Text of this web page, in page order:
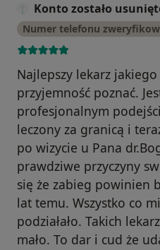
Konto zostało
Numer telefonu
Najlepszy lekarz
przyjemność poznać.
profesjonalnym
leczony za granicą i
po wizycie u Pana
prawdziwe przyczyny
się że zabieg powinien
lat temu. Wszystko co
podziałało. Takich
mało. To dar i cud że